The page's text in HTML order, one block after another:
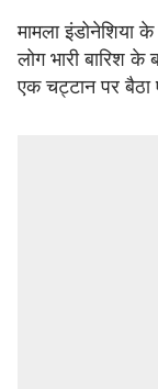
मामला इंडोनेशिया
लोग भारी बारिश
एक चट्टान पर बैठा